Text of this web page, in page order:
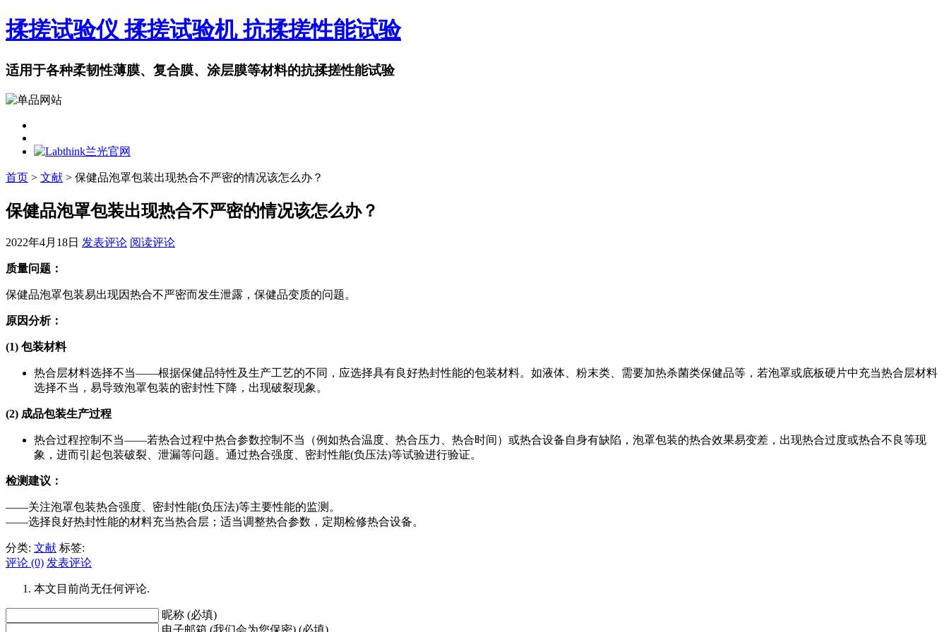
揉搓试验仪 揉搓试验机 抗揉搓性能试验
适用于各种柔韧性薄膜、复合膜、涂层膜等材料的抗揉搓性能试验
首页 > 文献 > 保健品泡罩包装出现热合不严密的情况该怎么办？
保健品泡罩包装出现热合不严密的情况该怎么办？
2022年4月18日 发表评论 阅读评论
质量问题：
保健品泡罩包装易出现因热合不严密而发生泄露，保健品变质的问题。
原因分析：
(1) 包装材料
热合层材料选择不当——根据保健品特性及生产工艺的不同，应选择具有良好热封性能的包装材料。如液体、粉末类、需要加热杀菌类保健品等，若泡罩或底板硬片中充当热合层材料
选择不当，易导致泡罩包装的密封性下降，出现破裂现象。
(2) 成品包装生产过程
热合过程控制不当——若热合过程中热合参数控制不当（例如热合温度、热合压力、热合时间）或热合设备自身有缺陷，泡罩包装的热合效果易变差，出现热合过度或热合不良等现
象，进而引起包装破裂、泄漏等问题。通过热合强度、密封性能(负压法)等试验进行验证。
检测建议：
——关注泡罩包装热合强度、密封性能(负压法)等主要性能的监测。
——选择良好热封性能的材料充当热合层；适当调整热合参数，定期检修热合设备。
分类: 文献 标签:
评论 (0) 发表评论
本文目前尚无任何评论.
昵称 (必填)